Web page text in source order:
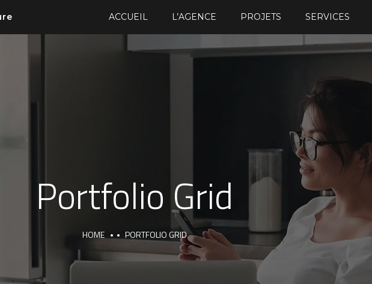
ACCUEIL L’AGENCE PROJETS SERVICES
Portfolio Grid
HOME PORTFOLIO GRID